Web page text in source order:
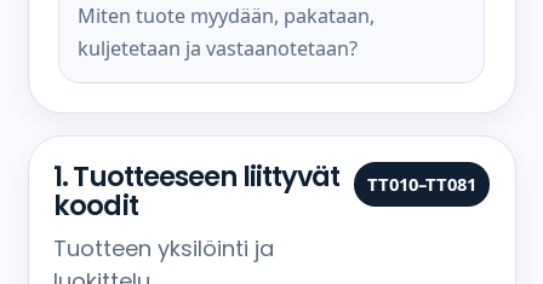
Miten tuote myydään, pakataan,
kuljetetaan ja vastaanotetaan?
1. Tuotteeseen liittyvät
koodit
Tuotteen yksilöinti ja
TT010–TT081